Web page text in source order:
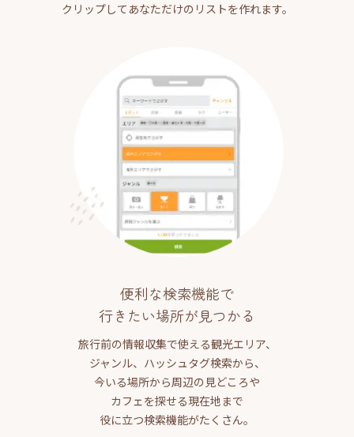
クリップしてあなただけのリストを作れます。
便利な検索機能で
行きたい場所が見つかる
旅行前の情報収集で使える観光エリア、
ジャンル、ハッシュタグ検索から、
今いる場所から周辺の見どころや
カフェを探せる現在地まで
役に立つ検索機能がたくさん。